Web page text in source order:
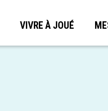
VIVRE À JOUÉ